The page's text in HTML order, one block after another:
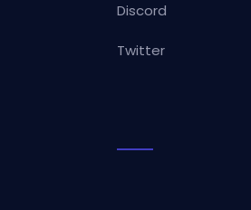
Discord
Twitter